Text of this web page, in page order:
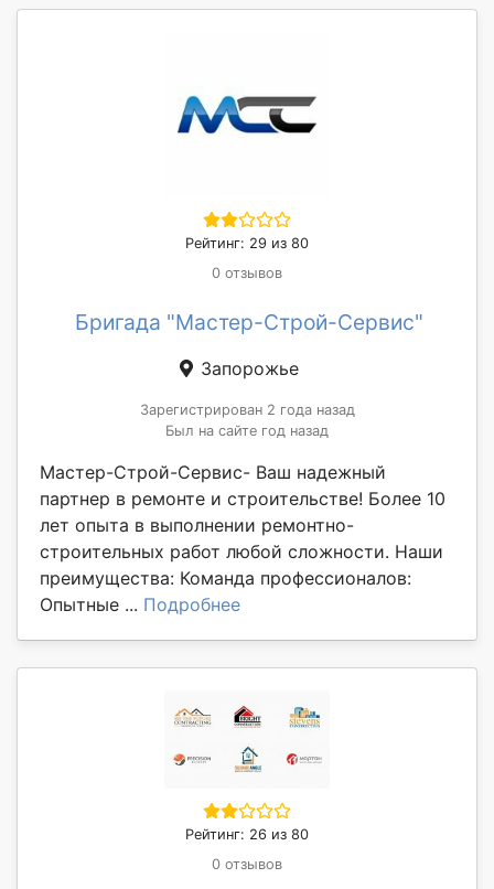
Рейтинг: 29 из 80
0 отзывов
Бригада "Мастер-Строй-Сервис"
Запорожье
Зарегистрирован 2 года назад
Был на сайте год назад
Мастер-Строй-Сервис- Ваш надежный
партнер в ремонте и строительстве! Более 10
лет опыта в выполнении ремонтно-
строительных работ любой сложности. Наши
преимущества: Команда профессионалов:
Опытные ... Подробнее
Рейтинг: 26 из 80
0 отзывов